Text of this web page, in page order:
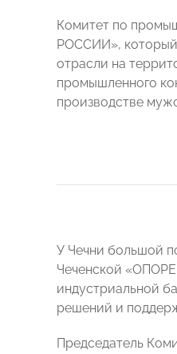
Комитет по
РОССИИ», который
отрасли на
промышленного
производстве
У Чечни большой
Чеченской
индустриальной
решений и
Председатель